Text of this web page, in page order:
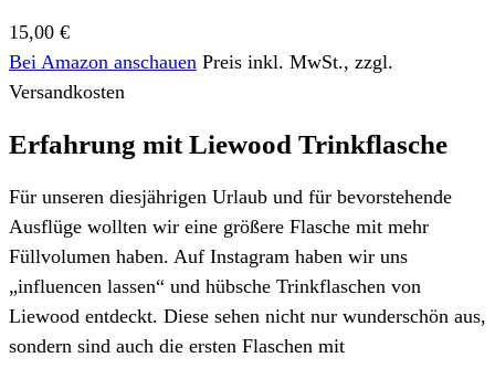
15,00 €
Bei Amazon anschauen Preis inkl. MwSt., zzgl.
Versandkosten
Erfahrung mit Liewood Trinkflasche
Für unseren diesjährigen Urlaub und für bevorstehende
Ausflüge wollten wir eine größere Flasche mit mehr
Füllvolumen haben. Auf Instagram haben wir uns
„influencen lassen“ und hübsche Trinkflaschen von
Liewood entdeckt. Diese sehen nicht nur wunderschön aus,
sondern sind auch die ersten Flaschen mit